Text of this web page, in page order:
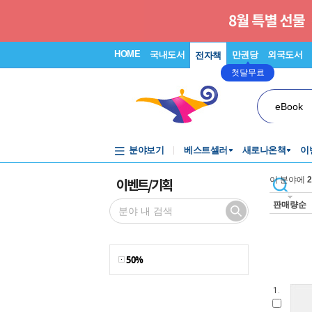
HOME 국내도서 전자책 만권당
첫달무료
외국도서
eBook
분야보기 베스트셀러 새로나온책 이
이벤트/기획
50%
이 분야에
판매량순
1.